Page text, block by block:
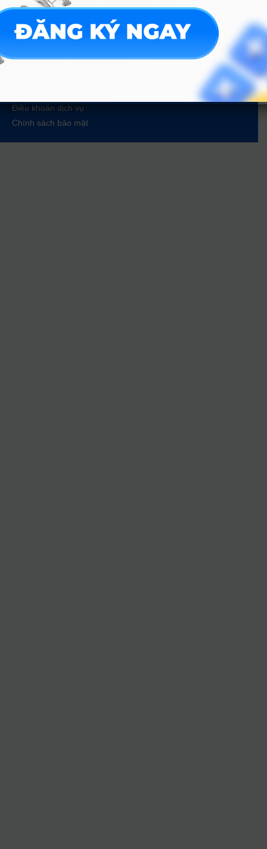
Tư vấn hướng nghiệp
Tin tức
Tin giáo dục nổi bật
Điều khoản dịch vụ
Chính sách bảo mật